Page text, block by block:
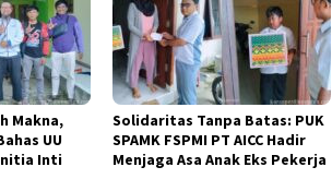
Makna,
UU
Inti
Solidaritas Tanpa Batas: PUK
SPAMK FSPMI PT AICC Hadir
Menjaga Asa Anak Eks Pekerja